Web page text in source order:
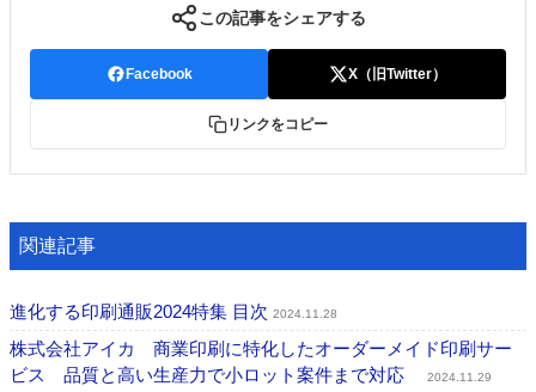
この記事をシェアする
Facebook X（旧Twitter）
リンクをコピー
関連記事
進化する印刷通販2024特集 目次 2024.11.28
株式会社アイカ 商業印刷に特化したオーダーメイド印刷サー
ビス 品質と高い生産力で小ロット案件まで対応
2024.11.29